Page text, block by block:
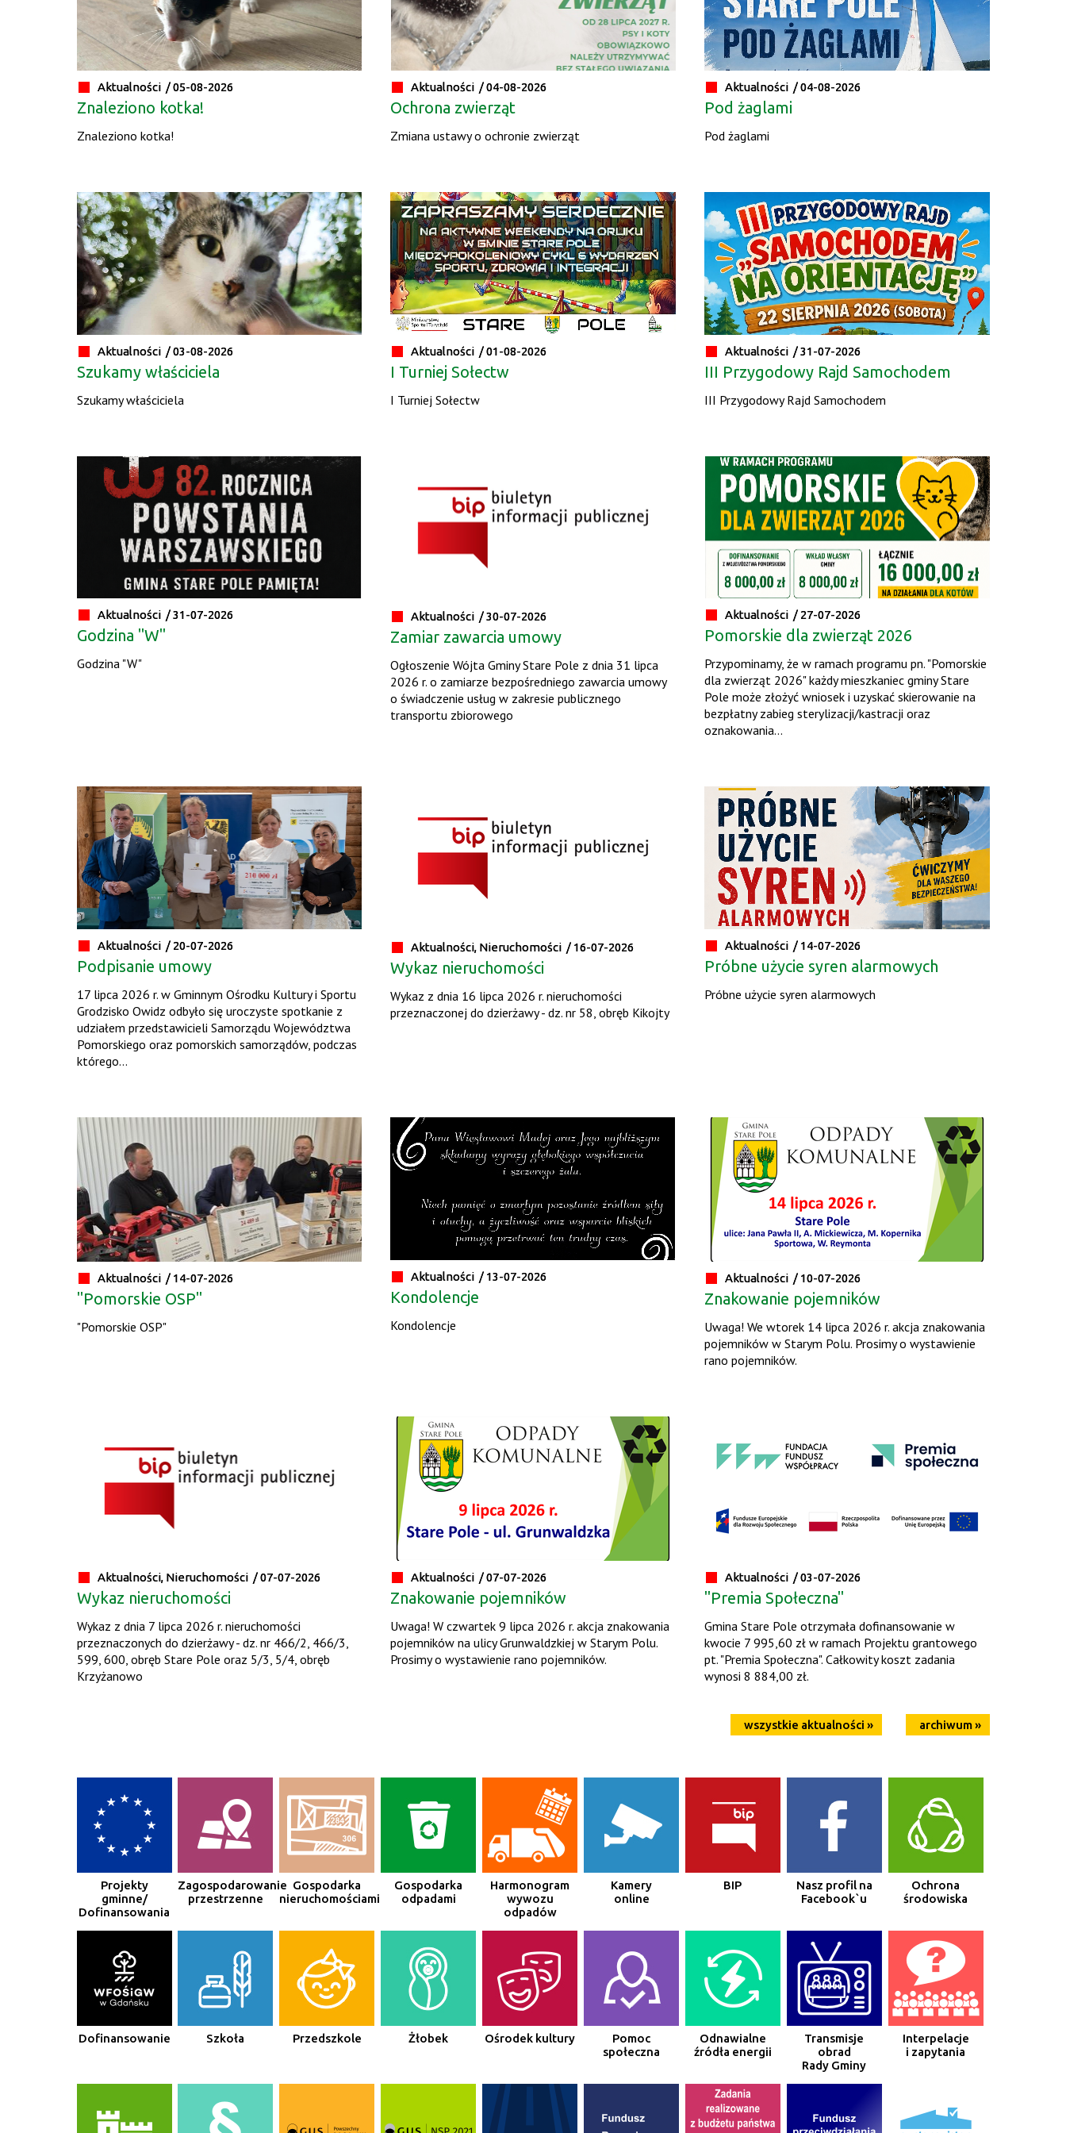
Aktualności /01.08.2026
I Turniej Sołectw
Znaleziono kotka!
Aktualności /04.08.2026
Ochrona zwierząt
Aktualności /03.08.2026
Szukamy właściciela
Aktualności / 01.08.2026
I Turniej Sołectw
Aktualności /05-08-2026
Znaleziono kotka!
Znaleziono kotka!
Aktualności /04-08-2026
Ochrona zwierząt
Zmiana ustawy o ochronie zwierząt
Aktualności /04-08-2026
Pod żaglami
Pod żaglami
Aktualności /03-08-2026
Szukamy właściciela
Szukamy właściciela
Aktualności /01-08-2026
I Turniej Sołectw
I Turniej Sołectw
Aktualności /31-07-2026
III Przygodowy Rajd Samochodem
III Przygodowy Rajd Samochodem
Aktualności /31-07-2026
Godzina "W"
Godzina "W"
Aktualności /30-07-2026
Zamiar zawarcia umowy
Ogłoszenie Wójta Gminy Stare Pole z dnia 31 lipca
2026 r. o zamiarze bezpośredniego zawarcia umowy
o świadczenie usług w zakresie publicznego
transportu zbiorowego
Aktualności / 27-07-2026
Pomorskie dla zwierząt 2026
Przypominamy, że w ramach programu pn. "Pomorskie
dla zwierząt 2026" każdy mieszkaniec gminy Stare
Pole może złożyć wniosek i uzyskać skierowanie na
bezpłatny zabieg sterylizacji/kastracji oraz
oznakowania...
Aktualności / 20-07-2026
Podpisanie umowy
17 lipca 2026 r. w Gminnym Ośrodku Kultury i Sportu
Grodzisko Owidz odbyło się uroczyste spotkanie z
udziałem przedstawicieli Samorządu Województwa
Pomorskiego oraz pomorskich samorządów, podczas
którego...
Aktualności, Nieruchomości / 16-07-2026
Wykaz nieruchomości
Wykaz z dnia 16 lipca 2026 r. nieruchomości
przeznaczonej do dzierżawy - dz. nr 58, obręb Kikojty
Aktualności / 14-07-2026
Próbne użycie syren alarmowych
Próbne użycie syren alarmowych
Aktualności / 14-07-2026
"Pomorskie OSP"
"Pomorskie OSP"
Aktualności / 13-07-2026
Kondolencje
Kondolencje
Aktualności / 10-07-2026
Znakowanie pojemników
Uwaga! We wtorek 14 lipca 2026 r. akcja znakowania
pojemników w Starym Polu. Prosimy o wystawienie
rano pojemników.
Aktualności, Nieruchomości /07-07-2026
Wykaz nieruchomości
Wykaz z dnia 7 lipca 2026 r. nieruchomości
przeznaczonych do dzierżawy - dz. nr 466/2, 466/3,
599, 600, obręb Stare Pole oraz 5/3, 5/4, obręb
Krzyżanowo
Aktualności /07-07-2026
Znakowanie pojemników
Uwaga! W czwartek 9 lipca 2026 r. akcja znakowania
pojemników na ulicy Grunwaldzkiej w Starym Polu.
Prosimy o wystawienie rano pojemników.
Aktualności /03-07-2026
"Premia Społeczna"
Gmina Stare Pole otrzymała dofinansowanie w
kwocie 7 995,60 zł w ramach Projektu grantowego
pt. "Premia Społeczna". Całkowity koszt zadania
wynosi 8 884,00 zł.
wszystkie aktualności » archiwum »
Projekty
gminne/
Dofinansowania
Zagospodarowanie
przestrzenne
Gospodarka
nieruchomościami
Gospodarka
odpadami
Harmonogram
wywozu
odpadów
Kamery
online
BIP
Nasz profil na
Facebook`u
Ochrona
środowiska
Dofinansowanie Szkoła Przedszkole Żłobek Ośrodek kultury
Pomoc
społeczna
Odnawialne
źródła energii
Transmisje
obrad
Rady Gminy
Interpelacje
i zapytania